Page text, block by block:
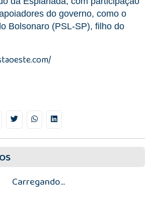
do governo, como o
Bolsonaro (PSL-SP), filho do
Carregando...